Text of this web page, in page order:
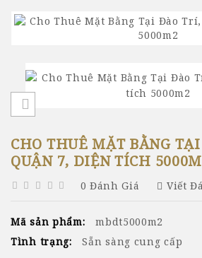
CHO THUÊ MẶT BẰNG
QUẬN 7, DIỆN TÍCH
0 Đánh Giá Viết
Mã sản phẩm:
mbdt5000m2
Tình trạng:
Sẵn sàng cung cấp